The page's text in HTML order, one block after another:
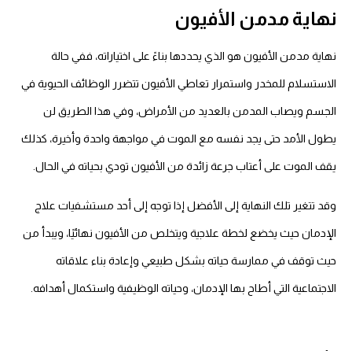
نهاية مدمن الأفيون
نهاية مدمن الأفيون هو الذي يحددها بناءً على اختياراته، ففي حالة
الاستسلام للمخدر واستمرار تعاطي الأفيون تتضرر الوظائف الحيوية في
الجسم ويصاب المدمن بالعديد من الأمراض، وفي هذا الطريق لن
يطول الأمد حتى يجد نفسه مع الموت في مواجهة واحدة وأخيرة، كذلك
يقف الموت على أعتاب جرعة زائدة من الأفيون تودي بحياته في الحال.
وقد تتغير تلك النهاية إلى الأفضل إذا توجه إلى أحد مستشفيات علاج
الإدمان حيث يخضع لخطة علاجية ويتخلص من الأفيون نهائيًا، ويبدأ من
حيث توقف في ممارسة حياته بشكل طبيعي وإعادة بناء علاقاته
الاجتماعية التي أطاح بها الإدمان، وحياته الوظيفية واستكمال أهدافه.